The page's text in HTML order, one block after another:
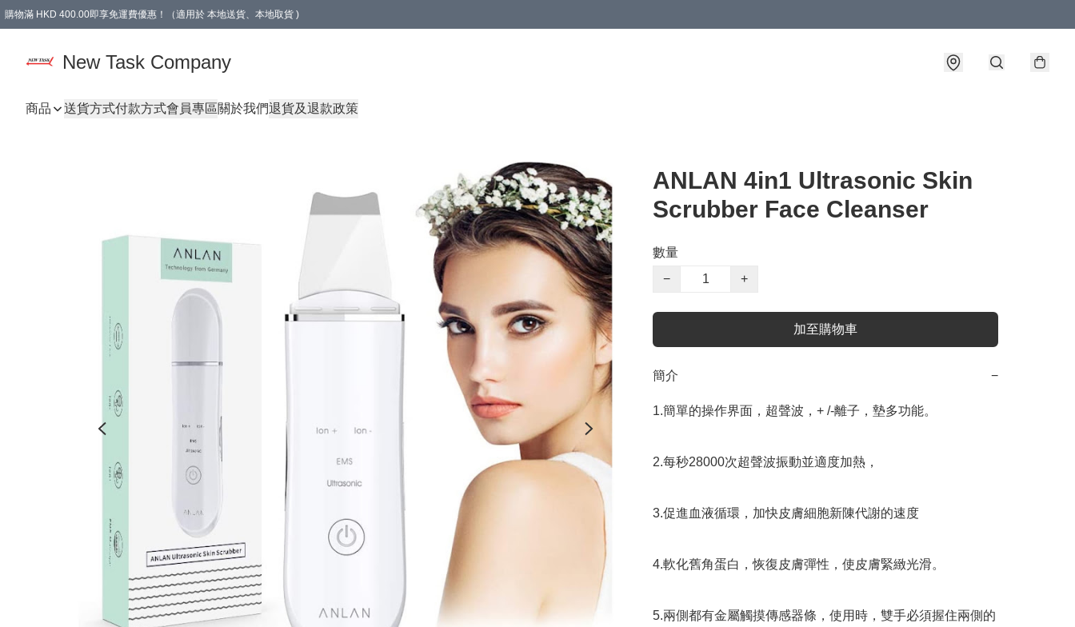
購物滿 HKD 400.00即享免運費優惠！（適用於 本地送貨、本地取貨 )
New Task Company
商品 送貨方式付款方式會員專區關於我們退貨及退款政策
ANLAN 4in1 Ultrasonic Skin
Scrubber Face Cleanser
數量
−
+
加至購物車
簡介 −
1.簡單的操作界面，超聲波，+ /-離子，墊多功能。
2.每秒28000次超聲波振動並適度加熱，
3.促進血液循環，加快皮膚細胞新陳代謝的速度
4.軟化舊角蛋白，恢復皮膚彈性，使皮膚緊緻光滑。
5.兩側都有金屬觸摸傳感器條，使用時，雙手必須握住兩側的